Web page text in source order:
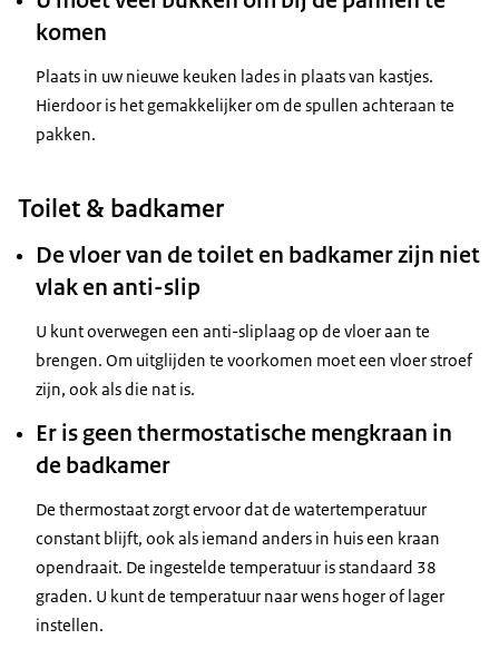
komen
Plaats in uw nieuwe keuken lades in plaats van kastjes.
Hierdoor is het gemakkelijker om de spullen achteraan te
pakken.
Toilet & badkamer
De vloer van de toilet en badkamer zijn niet
vlak en anti-slip
U kunt overwegen een anti-sliplaag op de vloer aan te
brengen. Om uitglijden te voorkomen moet een vloer stroef
zijn, ook als die nat is.
Er is geen thermostatische mengkraan in
de badkamer
De thermostaat zorgt ervoor dat de watertemperatuur
constant blijft, ook als iemand anders in huis een kraan
opendraait. De ingestelde temperatuur is standaard 38
graden. U kunt de temperatuur naar wens hoger of lager
instellen.